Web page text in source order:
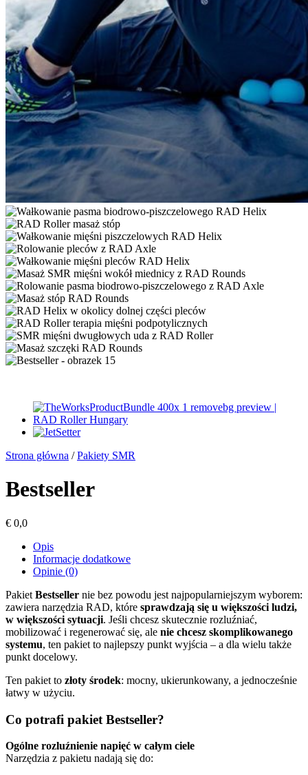
Strona główna / Pakiety SMR
Bestseller
€ 0,0
Opis
Informacje dodatkowe
Opinie (0)
Pakiet Bestseller nie bez powodu jest najpopularniejszym wyborem:
zawiera narzędzia RAD, które sprawdzają się u większości ludzi,
w większości sytuacji. Jeśli chcesz skutecznie rozluźniać,
mobilizować i regenerować się, ale nie chcesz skomplikowanego
systemu, ten pakiet to najlepszy punkt wyjścia – a dla wielu także
punkt docelowy.
Ten pakiet to złoty środek: mocny, ukierunkowany, a jednocześnie
łatwy w użyciu.
Co potrafi pakiet Bestseller?
Ogólne rozluźnienie napięć w całym ciele
Narzędzia z pakietu nadają się do: